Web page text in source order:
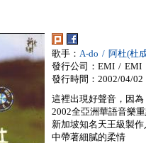
歌手： A-do / 阿杜(杜
發行公司：EMI / EMI
發行時間：2002/04/02
這裡出現好聲音，因
2002全亞洲華語音樂
新加坡知名天王級製
中帶著細膩的柔情